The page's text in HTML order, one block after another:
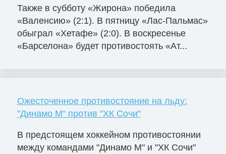
Также в субботу «Жирона» победила
«Валенсию» (2:1). В пятницу «Лас-Пальмас»
обыграл «Хетафе» (2:0). В воскресенье
«Барселона» будет противостоять «Ат...
Ожесточенное противостояние на льду:
"Динамо М" против "ХК Сочи"
В предстоящем хоккейном противостоянии
между командами "Динамо М" и "ХК Сочи"